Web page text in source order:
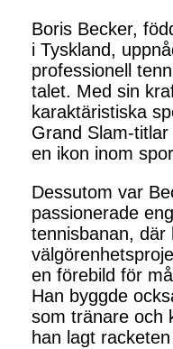
Boris Becker,
i Tyskland,
professionell
talet. Med sin
karaktäristiska
Grand Slam-
en ikon inom
Dessutom var
passionerade
tennisbanan, där
en förebild för
Han byggde
som tränare och
han lagt